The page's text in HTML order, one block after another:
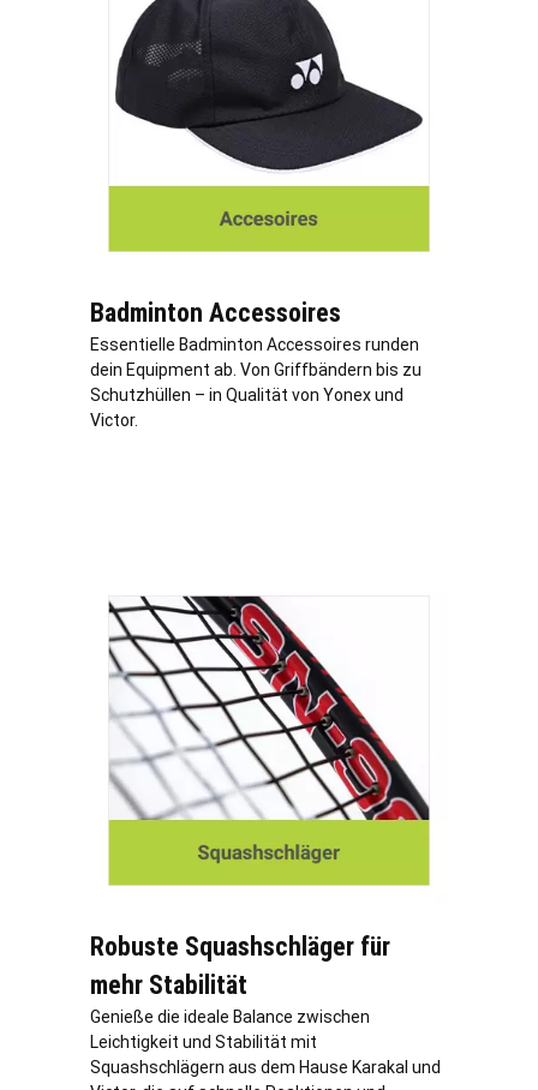
Badminton Accessoires
Essentielle Badminton Accessoires runden
dein Equipment ab. Von Griffbändern bis zu
Schutzhüllen – in Qualität von Yonex und
Victor.
Robuste Squashschläger für
mehr Stabilität
Genieße die ideale Balance zwischen
Leichtigkeit und Stabilität mit
Squashschlägern aus dem Hause Karakal und